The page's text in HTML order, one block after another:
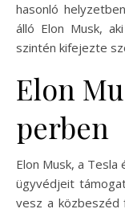
hasonló
álló Elon Musk,
szintén kifejezte
Elon
perben
Elon Musk, a Tesla
ügyvédjeit
vesz a közbeszéd